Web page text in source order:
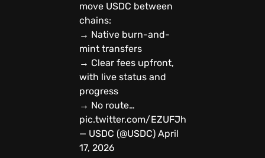
move USDC between
chains:
→ Native burn-and-
mint transfers
→ Clear fees upfront,
with live status and
progress
→ No route…
pic.twitter.com/EZUFJhzX8U
— USDC (@USDC) April
17, 2026